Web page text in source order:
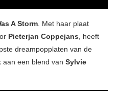
A Storm . Met haar plaat
Pieterjan Coppejans , heeft
dreampopplaten van de
aan een blend van Sylvie